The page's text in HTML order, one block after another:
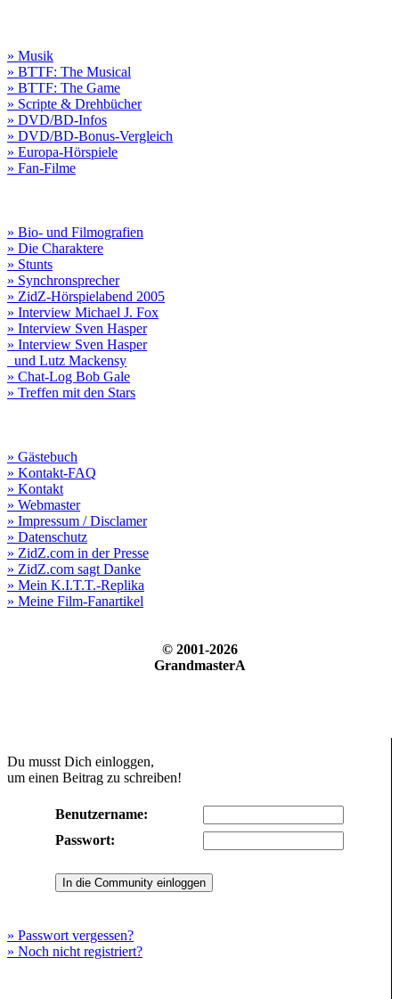
» Musik
» BTTF: The Musical
» BTTF: The Game
» Scripte & Drehbücher
» DVD/BD-Infos
» DVD/BD-Bonus-Vergleich
» Europa-Hörspiele
» Fan-Filme
» Bio- und Filmografien
» Die Charaktere
» Stunts
» Synchronsprecher
» ZidZ-Hörspielabend 2005
» Interview Michael J. Fox
» Interview Sven Hasper
» Interview Sven Hasper
und Lutz Mackensy
» Chat-Log Bob Gale
» Treffen mit den Stars
» Gästebuch
» Kontakt-FAQ
» Kontakt
» Webmaster
» Impressum / Disclamer
» Datenschutz
» ZidZ.com in der Presse
» ZidZ.com sagt Danke
» Mein K.I.T.T.-Replika
» Meine Film-Fanartikel
© 2001-2026
GrandmasterA
Du musst Dich einloggen,
um einen Beitrag zu schreiben!
Benutzername:
Passwort:
» Passwort vergessen?
» Noch nicht registriert?